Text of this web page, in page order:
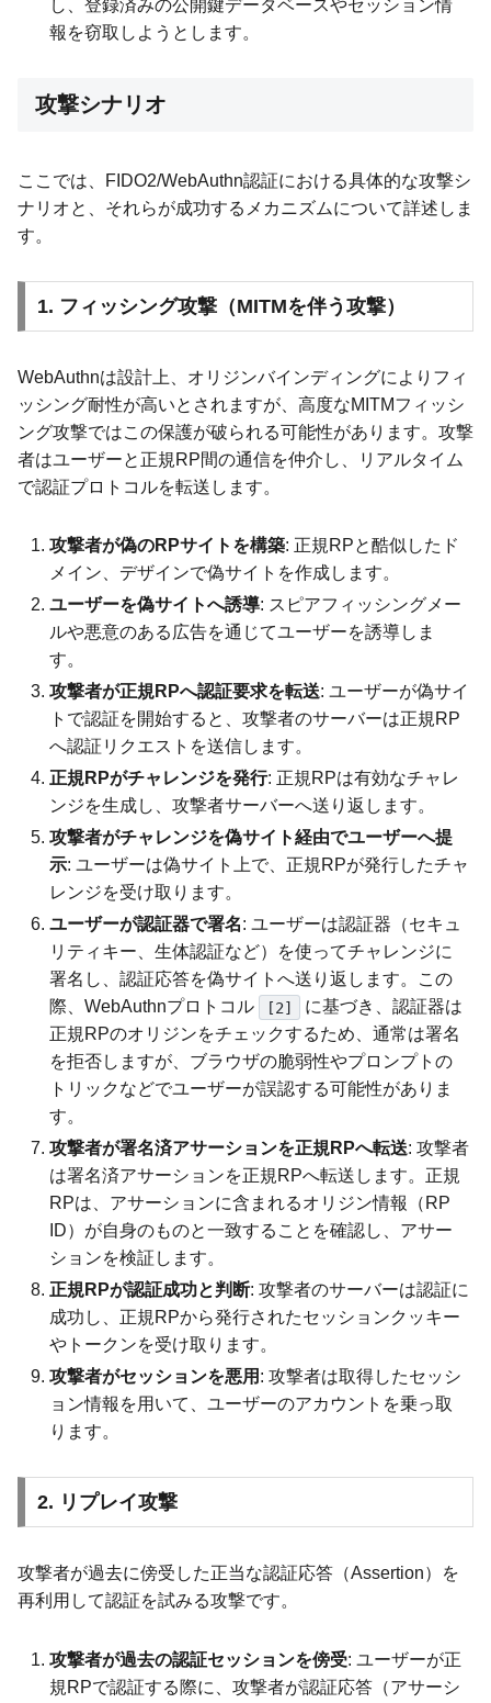
し、登録済みの公開鍵データベースやセッション情
報を窃取しようとします。
攻撃シナリオ
ここでは、FIDO2/WebAuthn認証における具体的な攻撃シ
ナリオと、それらが成功するメカニズムについて詳述しま
す。
1. フィッシング攻撃（MITMを伴う攻撃）
WebAuthnは設計上、オリジンバインディングによりフィ
ッシング耐性が高いとされますが、高度なMITMフィッシ
ング攻撃ではこの保護が破られる可能性があります。攻撃
者はユーザーと正規RP間の通信を仲介し、リアルタイム
で認証プロトコルを転送します。
攻撃者が偽のRPサイトを構築: 正規RPと酷似したド
メイン、デザインで偽サイトを作成します。
ユーザーを偽サイトへ誘導: スピアフィッシングメー
ルや悪意のある広告を通じてユーザーを誘導しま
す。
攻撃者が正規RPへ認証要求を転送: ユーザーが偽サイ
トで認証を開始すると、攻撃者のサーバーは正規RP
へ認証リクエストを送信します。
正規RPがチャレンジを発行: 正規RPは有効なチャレ
ンジを生成し、攻撃者サーバーへ送り返します。
攻撃者がチャレンジを偽サイト経由でユーザーへ提
示: ユーザーは偽サイト上で、正規RPが発行したチャ
レンジを受け取ります。
ユーザーが認証器で署名: ユーザーは認証器（セキュ
リティキー、生体認証など）を使ってチャレンジに
署名し、認証応答を偽サイトへ送り返します。この
際、WebAuthnプロトコル
[2]
に基づき、認証器は
正規RPのオリジンをチェックするため、通常は署名
を拒否しますが、ブラウザの脆弱性やプロンプトの
トリックなどでユーザーが誤認する可能性がありま
す。
攻撃者が署名済アサーションを正規RPへ転送: 攻撃者
は署名済アサーションを正規RPへ転送します。正規
RPは、アサーションに含まれるオリジン情報（RP
ID）が自身のものと一致することを確認し、アサー
ションを検証します。
正規RPが認証成功と判断: 攻撃者のサーバーは認証に
成功し、正規RPから発行されたセッションクッキー
やトークンを受け取ります。
攻撃者がセッションを悪用 : 攻撃者は取得したセッシ
ョン情報を用いて、ユーザーのアカウントを乗っ取
ります。
2. リプレイ攻撃
攻撃者が過去に傍受した正当な認証応答（Assertion）を
再利用して認証を試みる攻撃です。
攻撃者が過去の認証セッションを傍受: ユーザーが正
規RPで認証する際に、攻撃者が認証応答（アサーシ